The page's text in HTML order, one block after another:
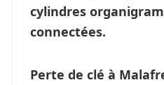
cylindres
connectées.
Perte de clé à